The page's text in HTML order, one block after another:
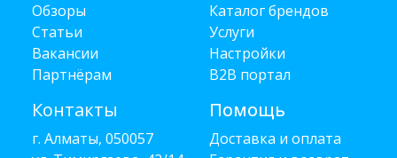
Обзоры
Статьи
Вакансии
Партнёрам
Контакты
г. Алматы, 050057
Каталог брендов
Услуги
Настройки
B2B портал
Помощь
Доставка и оплата